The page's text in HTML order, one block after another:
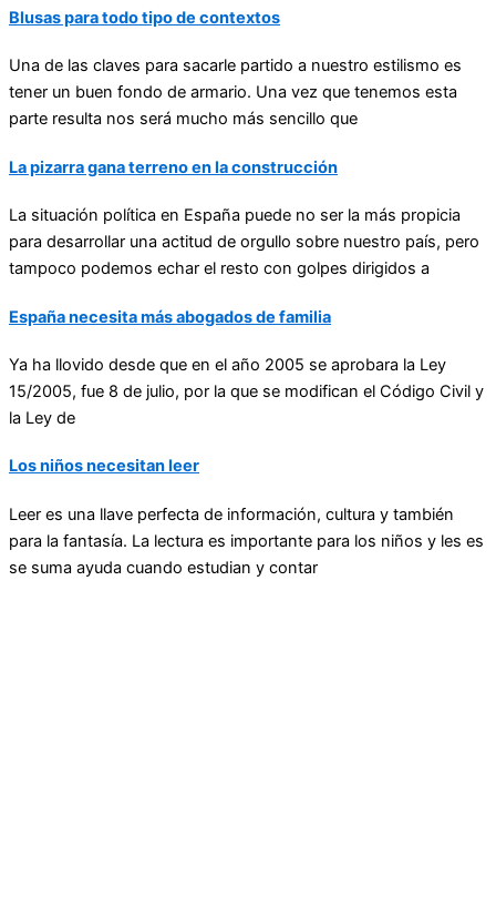
Blusas para todo tipo de contextos
Una de las claves para sacarle partido a nuestro estilismo es
tener un buen fondo de armario. Una vez que tenemos esta
parte resulta nos será mucho más sencillo que
La pizarra gana terreno en la construcción
La situación política en España puede no ser la más propicia
para desarrollar una actitud de orgullo sobre nuestro país, pero
tampoco podemos echar el resto con golpes dirigidos a
España necesita más abogados de familia
Ya ha llovido desde que en el año 2005 se aprobara la Ley
15/2005, fue 8 de julio, por la que se modifican el Código Civil y
la Ley de
Los niños necesitan leer
Leer es una llave perfecta de información, cultura y también
para la fantasía. La lectura es importante para los niños y les es
se suma ayuda cuando estudian y contar